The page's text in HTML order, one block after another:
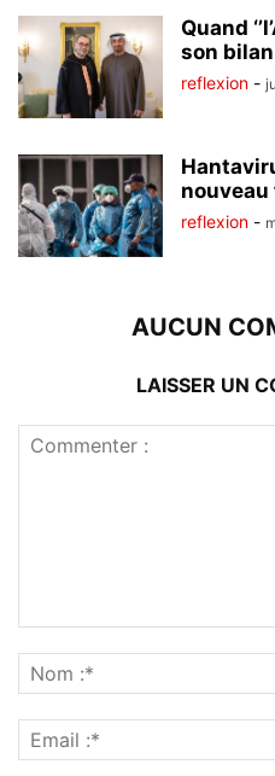
Quand
son
reflexion -
nouveau
reflexion -
AUCUN
LAISSER UN